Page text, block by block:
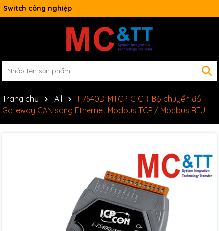
Switch công nghiệp
Trang chủ All
I-7540D-MTCP-G CR: Bộ chuyển đổi
Gateway CAN sang Ethernet Modbus TCP / Modbus RTU